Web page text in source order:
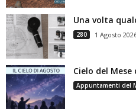
Una volta
280 1 Agosto
Cielo del
Appuntamenti del